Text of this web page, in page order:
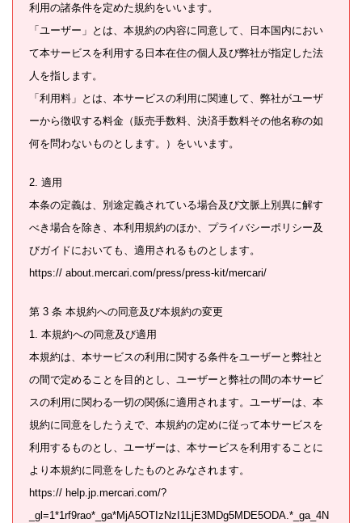
利用の諸条件を定めた規約をいいます。
「ユーザー」とは、本規約の内容に同意して、日本国内におい
て本サービスを利用する日本在住の個人及び弊社が指定した法
人を指します。
「利用料」とは、本サービスの利用に関連して、弊社がユーザ
ーから徴収する料金（販売手数料、決済手数料その他名称の如
何を問わないものとします。）をいいます。
2. 適用
本条の定義は、別途定義されている場合及び文脈上別異に解す
べき場合を除き、本利用規約のほか、プライバシーポリシー及
びガイドにおいても、適用されるものとします。
https:// about.mercari.com/press/press-kit/mercari/
第 3 条 本規約への同意及び本規約の変更
1. 本規約への同意及び適用
本規約は、本サービスの利用に関する条件をユーザーと弊社と
の間で定めることを目的とし、ユーザーと弊社の間の本サービ
スの利用に関わる一切の関係に適用されます。ユーザーは、本
規約に同意をしたうえで、本規約の定めに従って本サービスを
利用するものとし、ユーザーは、本サービスを利用することに
より本規約に同意をしたものとみなされます。
https:// help.jp.mercari.com/?
_gl=1*1rf9rao*_ga*MjA5OTIzNzI1LjE3MDg5MDE5ODA.*_ga_4N